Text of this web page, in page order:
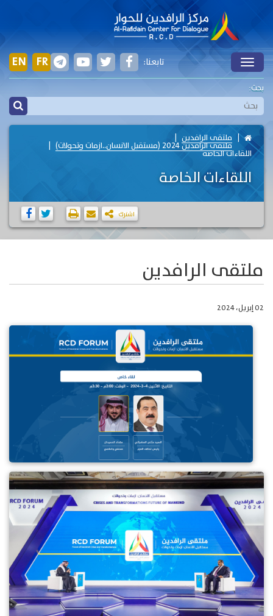
Toggle
EN FR تابعنا:
بحث:
ملتقى الرافدين
ملتقى الرافدين 2024 (مستقبل الانسان..ازمات وتحولات)
اللقاءات الخاصة
اللقاءات الخاصة
اشترك
ملتقى الرافدين
02 إبريل، 2024